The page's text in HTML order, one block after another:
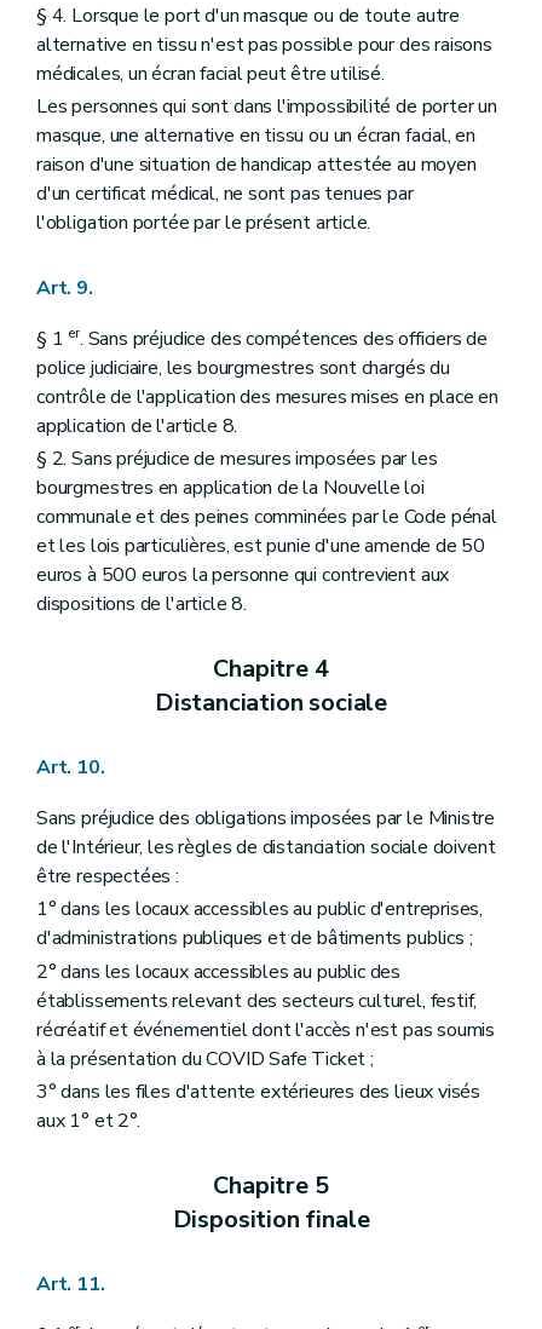
§ 4. Lorsque le port d'un masque ou de toute autre
alternative en tissu n'est pas possible pour des raisons
médicales, un écran facial peut être utilisé.
Les personnes qui sont dans l'impossibilité de porter un
masque, une alternative en tissu ou un écran facial, en
raison d'une situation de handicap attestée au moyen
d'un certificat médical, ne sont pas tenues par
l'obligation portée par le présent article.
Art. 9.
§ 1 er. Sans préjudice des compétences des officiers de
police judiciaire, les bourgmestres sont chargés du
contrôle de l'application des mesures mises en place en
application de l'article 8.
§ 2. Sans préjudice de mesures imposées par les
bourgmestres en application de la Nouvelle loi
communale et des peines comminées par le Code pénal
et les lois particulières, est punie d'une amende de 50
euros à 500 euros la personne qui contrevient aux
dispositions de l'article 8.
Chapitre 4
Distanciation sociale
Art. 10.
Sans préjudice des obligations imposées par le Ministre
de l'Intérieur, les règles de distanciation sociale doivent
être respectées :
1° dans les locaux accessibles au public d'entreprises,
d'administrations publiques et de bâtiments publics ;
2° dans les locaux accessibles au public des
établissements relevant des secteurs culturel, festif,
récréatif et événementiel dont l'accès n'est pas soumis
à la présentation du COVID Safe Ticket ;
3° dans les files d'attente extérieures des lieux visés
aux 1° et 2°.
Chapitre 5
Disposition finale
Art. 11.